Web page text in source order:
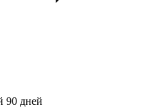
90 дней